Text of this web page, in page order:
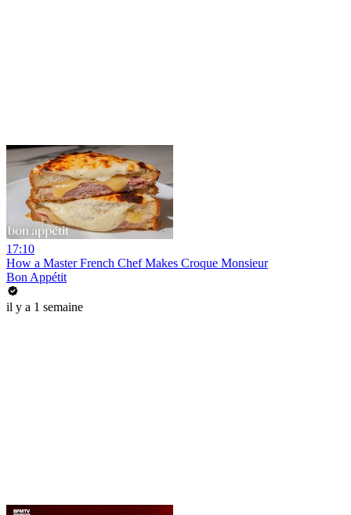
17:10
How a Master French Chef Makes Croque Monsieur
Bon Appétit
il y a 1 semaine